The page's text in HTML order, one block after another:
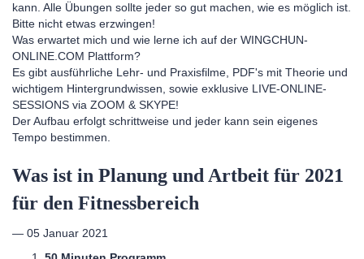
kann. Alle Übungen sollte jeder so gut machen, wie es möglich ist.
Bitte nicht etwas erzwingen!
Was erwartet mich und wie lerne ich auf der WINGCHUN-
ONLINE.COM Plattform?
Es gibt ausführliche Lehr- und Praxisfilme, PDF's mit Theorie und
wichtigem Hintergrundwissen, sowie exklusive LIVE-ONLINE-
SESSIONS via ZOOM & SKYPE!
Der Aufbau erfolgt schrittweise und jeder kann sein eigenes
Tempo bestimmen.
Was ist in Planung und Artbeit für 2021
für den Fitnessbereich
— 05 Januar 2021